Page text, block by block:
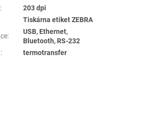
:
203 dpi
Tiskárna etiket ZEBRA
:
USB, Ethernet,
Bluetooth, RS-232
: termotransfer